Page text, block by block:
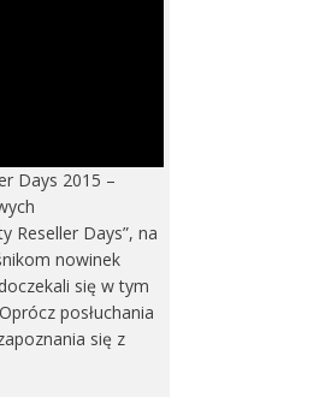
Days 2015 –
Reseller Days”, na
nowinek
się w tym
posłuchania
się z